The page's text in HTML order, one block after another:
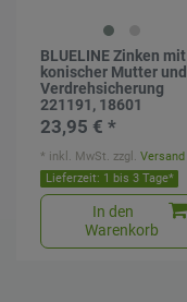
BLUELINE Zinken mit
konischer Mutter und
Verdrehsicherung
221191, 18601
23,95 € *
Lieferzeit: 1 bis 3 Tage*
In den
Warenkorb
* inkl. MwSt. zzgl.Versand